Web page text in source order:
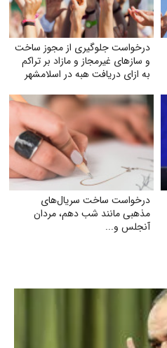
درخواست جلوگیری از مجوز ساخت
و سازهای غیرمجاز و مازاد بر تراکم
به ازای دریافت هبه در اسلامشهر
درخواست ساخت سریال‌های
مذهبی مانند شب دهم، مردان
آنجلس و...